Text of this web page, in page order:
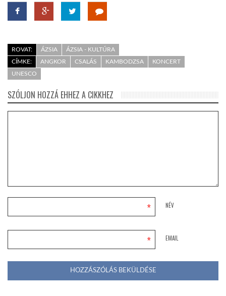
ROVAT: ÁZSIA
ÁZSIA - KULTÚRA
CÍMKE:
ANGKOR CSALÁS KAMBODZSA
KONCERT
UNESCO
SZÓLJON HOZZÁ EHHEZ A CIKKHEZ
NÉV
*
EMAIL
*